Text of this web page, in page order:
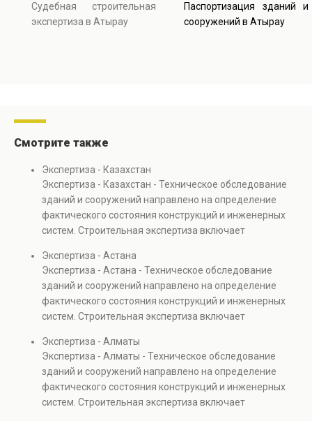
Судебная строительная
экспертиза в Атырау
Паспортизация зданий и
сооружений в Атырау
Смотрите также
Экспертиза - Казахстан
Экспертиза - Казахстан - Техническое обследование
зданий и сооружений направлено на определение
фактического состояния конструкций и инженерных
систем. Строительная экспертиза включает
элементов и оценку эксплуатационной безопасности.
Услуга востребована при покупке недвижимости,
капитальном ремонте и реконструкции объектов, а
также при судебных разбирательствах и технических
проверках.
Экспертиза - Астана
Экспертиза - Астана - Техническое обследование
зданий и сооружений направлено на определение
фактического состояния конструкций и инженерных
систем. Строительная экспертиза включает
элементов и оценку эксплуатационной безопасности.
Услуга востребована при покупке недвижимости,
капитальном ремонте и реконструкции объектов, а
также при судебных разбирательствах и технических
проверках.
Экспертиза - Алматы
Экспертиза - Алматы - Техническое обследование
зданий и сооружений направлено на определение
фактического состояния конструкций и инженерных
систем. Строительная экспертиза включает